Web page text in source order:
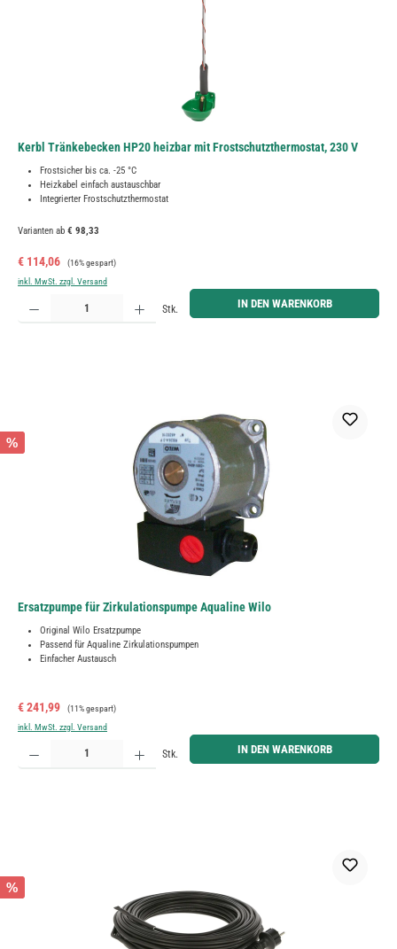
Kerbl Tränkebecken HP20 heizbar mit Frostschutzthermostat, 230 V
Frostsicher bis ca. -25 °C
Heizkabel einfach austauschbar
Integrierter Frostschutzthermostat
Varianten ab € 98,33
Verkaufspreis:
€ 114,06 Regulärer Preis:
(16% gespart)
inkl. MwSt. zzgl. Versand
Produkt Anzahl: Gib den gewünschten Wert ein oder benutze die Schaltflächen um die Anzahl zu
Stk. IN DEN WARENKORB
%
Ersatzpumpe für Zirkulationspumpe Aqualine Wilo
Original Wilo Ersatzpumpe
Passend für Aqualine Zirkulationspumpen
Einfacher Austausch
Verkaufspreis:
€ 241,99 Regulärer Preis:
(11% gespart)
inkl. MwSt. zzgl. Versand
Produkt Anzahl: Gib den gewünschten Wert ein oder benutze die Schaltflächen um die Anzahl zu
Stk. IN DEN WARENKORB
%